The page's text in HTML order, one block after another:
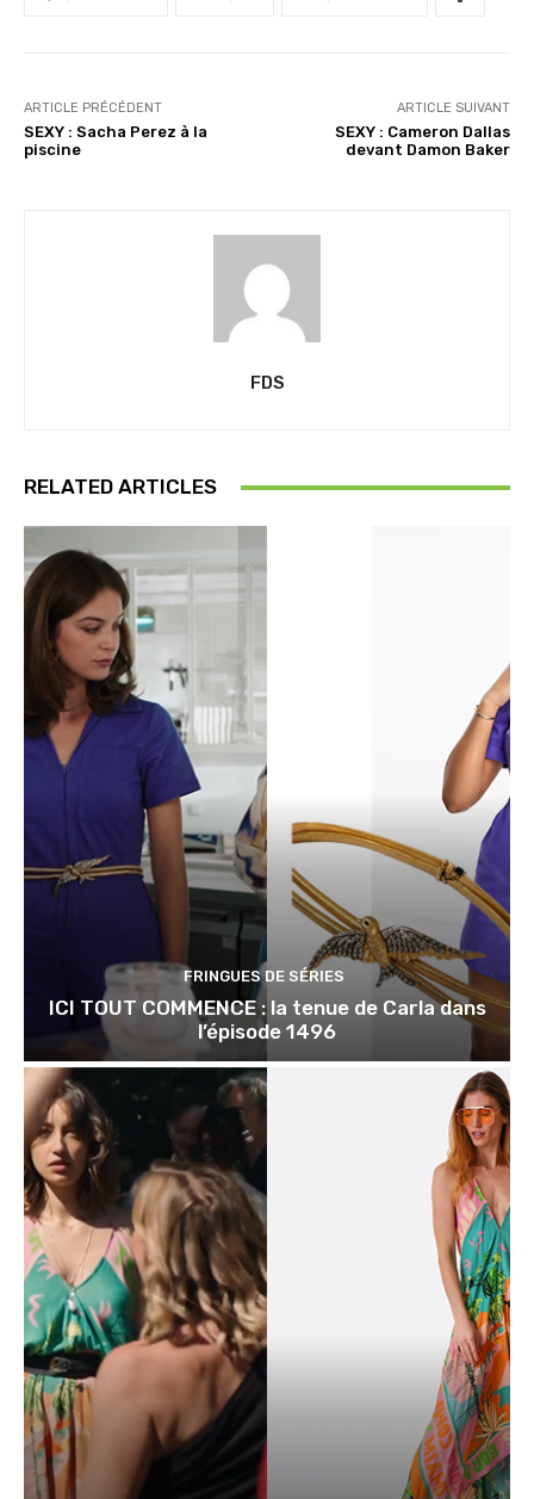
ARTICLE PRÉCÉDENT
SEXY : Sacha Perez à la
piscine
ARTICLE SUIVANT
SEXY : Cameron Dallas
devant Damon Baker
FDS
RELATED ARTICLES
FRINGUES DE SÉRIES
ICI TOUT COMMENCE : la tenue de Carla dans
l’épisode 1496